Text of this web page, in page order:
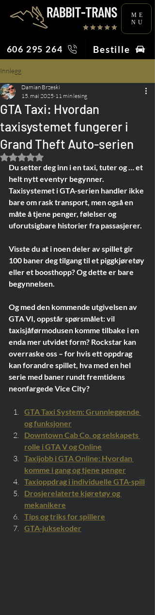
ME
NU
606 295 264 Bestille
Innlegg
GTA Taxi: Hvordan
taxisystemet fungerer i
Grand Theft Auto-serien
Damian Brzeski
15. mai 2025 11 min lesing
Gitt NaN av 5 stjerner.
Du setter deg inn i en taxi, tuter og … et
helt nytt eventyr begynner.
Taxisystemet i GTA-serien handler ikke
bare om rask transport, men også en
måte å tjene penger, følelser og
uforutsigbare historier fra passasjerer.
Visste du at i noen deler av spillet gir
100 baner deg tilgang til et piggkjøretøy
eller et boosthopp? Og dette er bare
begynnelsen.
Og med den kommende utgivelsen av
GTA VI, oppstår spørsmålet: vil
taxisjåførmodusen komme tilbake i en
enda mer utvidet form? Rockstar kan
overraske oss – for hvis ett oppdrag
kan forandre spillet, hva med en hel
serie med baner rundt fremtidens
neonfargede Vice City?
GTA Taxi System: Grunnleggende
og funksjoner
Downtown Cab Co. og selskapets
rolle i GTA V og Online
Taxijobb i GTA Online: Hvordan
komme i gang og tjene penger
Taxioppdrag i individuelle GTA-spill
Drosjerelaterte kjøretøy og
mekanikere
Tips og triks for spillere
GTA-juksekoder